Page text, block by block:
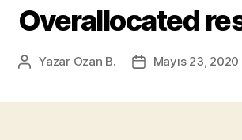
Overallocated
Yazının
Yazar Ozan B.
YazıMayıs 23, 2020